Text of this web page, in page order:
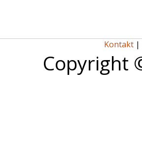
Kontakt |
Copyright